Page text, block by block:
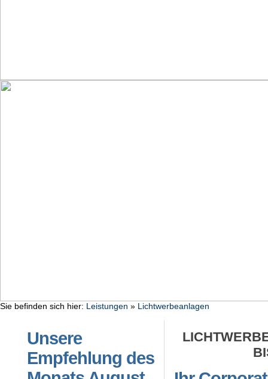
Sie befinden sich hier: Leistungen » Lichtwerbeanlagen
Unsere
Empfehlung des